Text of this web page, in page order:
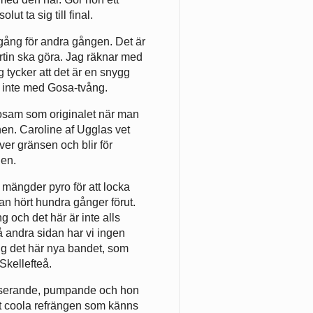
ta sig till final.
för andra gången. Det är
ska göra. Jag räknar med
tycker att det är en snygg
med Gosa-tvång.
som originalet när man
Caroline af Ugglas vet
gränsen och blir för
pyro för att locka
hört hundra gånger förut.
och det här är inte alls
andra sidan har vi ingen
det här nya bandet, som
pumpande och hon
refrängen som känns